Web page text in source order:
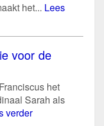
het... Lees
voor de
het
Sarah als
verder